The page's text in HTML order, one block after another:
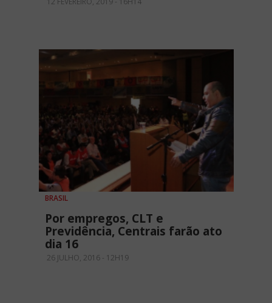
BRASIL
Por empregos, CLT e
Previdência, Centrais farão ato
dia 16
26 JULHO, 2016 - 12H19